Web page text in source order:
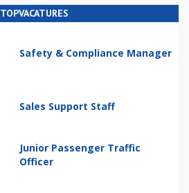
TOPVACATURES
Safety & Compliance Manager
Sales Support Staff
Junior Passenger Traffic
Officer